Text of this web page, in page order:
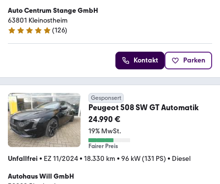
Auto Centrum Stange GmbH
63801 Kleinostheim
4.8 Sterne
(126)
Kontakt Parken
Gesponsert
Peugeot 508 SW GT Automatik
24.990 €
19% MwSt.
Fairer Preis
Unfallfrei • EZ 11/2024• 18.330 km • 96 kW (131 PS) • Diesel
Autohaus Will GmbH